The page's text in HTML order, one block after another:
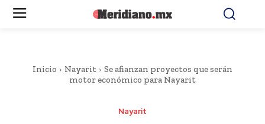
Inicio Nayarit
Se afianzan proyectos que serán
motor económico para Nayarit
Nayarit